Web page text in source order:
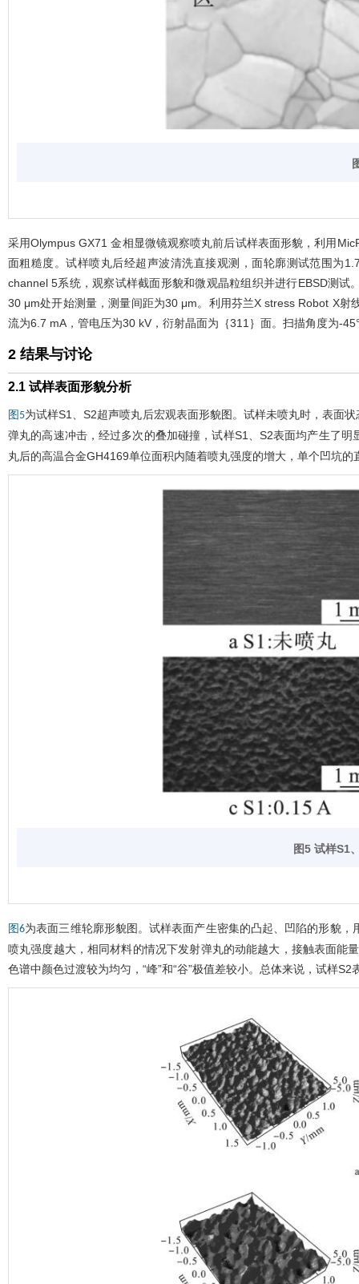
采用Olympus GX71 金相显微镜观察喷丸前后试样表面形貌，利用
面粗糙度。试样喷丸后经超声波清洗直接观测，面轮廓测试范围为
channel 5系统，观察试样截面形貌和微观晶粒组织并进行EBSD测
30 μm处开始测量，测量间距为30 μm。利用芬兰X stress Robot X
流为6.7 mA，管电压为30 kV，衍射晶面为｛311｝面。扫描角度为-
2 结果与讨论
2.1 试样表面形貌分析
图5为试样S1、S2超声喷丸后宏观表面形貌图。试样未喷丸时，表面
弹丸的高速冲击，经过多次的叠加碰撞，试样S1、S2表面均产生了
丸后的高温合金GH4169单位面积内随着喷丸强度的增大，单个凹坑的
图5 试样S1
图6为表面三维轮廓形貌图。试样表面产生密集的凸起、凹陷的形貌
喷丸强度越大，相同材料的情况下发射弹丸的动能越大，接触表面能
色谱中颜色过渡较为均匀，“峰”和“谷”极值差较小。总体来说，试样